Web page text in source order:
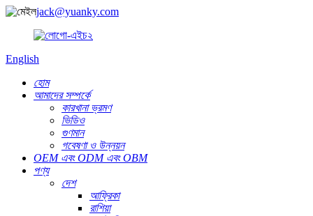
jack@yuanky.com
English
হোম
আমাদের সম্পর্কে
কারখানা ভ্রমণ
ভিডিও
গুণমান
গবেষণা ও উন্নয়ন
OEM এবং ODM এবং OBM
পণ্য
দেশ
আফ্রিকা
রাশিয়া